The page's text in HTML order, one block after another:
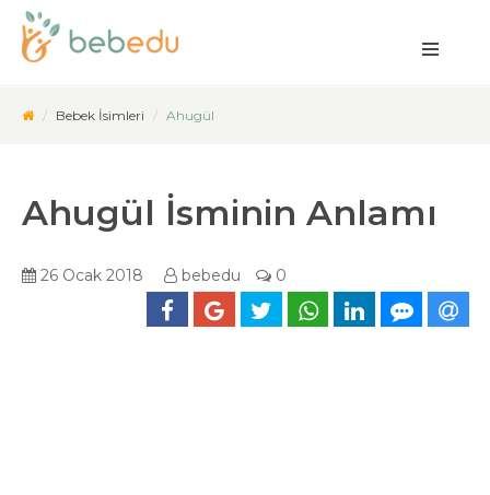
Bebek İsimleri Ahugül
Ahugül İsminin Anlamı
26 Ocak 2018 bebedu 0